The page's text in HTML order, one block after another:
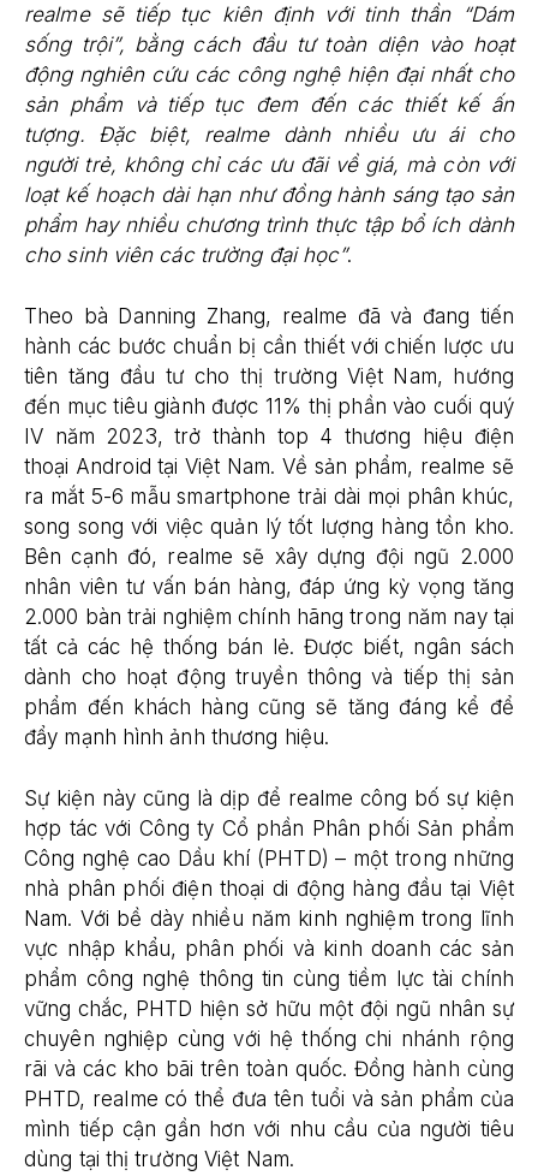
realme sẽ tiếp tục kiên định với tinh thần “Dám
sống trội”, bằng cách đầu tư toàn diện vào hoạt
động nghiên cứu các công nghệ hiện đại nhất cho
sản phẩm và tiếp tục đem đến các thiết kế ấn
tượng. Đặc biệt, realme dành nhiều ưu ái cho
người trẻ, không chỉ các ưu đãi về giá, mà còn với
loạt kế hoạch dài hạn như đồng hành sáng tạo sản
phẩm hay nhiều chương trình thực tập bổ ích dành
cho sinh viên các trường đại học”.
Theo bà Danning Zhang, realme đã và đang tiến
hành các bước chuẩn bị cần thiết với chiến lược ưu
tiên tăng đầu tư cho thị trường Việt Nam, hướng
đến mục tiêu giành được 11% thị phần vào cuối quý
IV năm 2023, trở thành top 4 thương hiệu điện
thoại Android tại Việt Nam. Về sản phẩm, realme sẽ
ra mắt 5-6 mẫu smartphone trải dài mọi phân khúc,
song song với việc quản lý tốt lượng hàng tồn kho.
Bên cạnh đó, realme sẽ xây dựng đội ngũ 2.000
nhân viên tư vấn bán hàng, đáp ứng kỳ vọng tăng
2.000 bàn trải nghiệm chính hãng trong năm nay tại
tất cả các hệ thống bán lẻ. Được biết, ngân sách
dành cho hoạt động truyền thông và tiếp thị sản
phẩm đến khách hàng cũng sẽ tăng đáng kể để
đẩy mạnh hình ảnh thương hiệu.
Sự kiện này cũng là dịp để realme công bố sự kiện
hợp tác với Công ty Cổ phần Phân phối Sản phẩm
Công nghệ cao Dầu khí (PHTD) – một trong những
nhà phân phối điện thoại di động hàng đầu tại Việt
Nam. Với bề dày nhiều năm kinh nghiệm trong lĩnh
vực nhập khẩu, phân phối và kinh doanh các sản
phẩm công nghệ thông tin cùng tiềm lực tài chính
vững chắc, PHTD hiện sở hữu một đội ngũ nhân sự
chuyên nghiệp cùng với hệ thống chi nhánh rộng
rãi và các kho bãi trên toàn quốc. Đồng hành cùng
PHTD, realme có thể đưa tên tuổi và sản phẩm của
mình tiếp cận gần hơn với nhu cầu của người tiêu
dùng tại thị trường Việt Nam.